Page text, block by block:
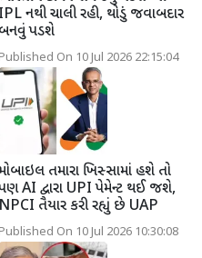
IPL નથી ચાલી રહી, થોડું જવાબદાર
બનવું પડશે
Published On 10 Jul 2026 22:15:04
તમારા ખિસ્સામાં હશે તો
AI દ્વારા UPI પેમેન્ટ થઈ જશે,
NPCI તૈયાર કરી રહ્યું છે UAP
Published On 10 Jul 2026 10:30:08